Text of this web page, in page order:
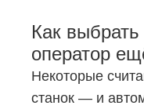
Как выбрать
оператор
Некоторые
станок — и